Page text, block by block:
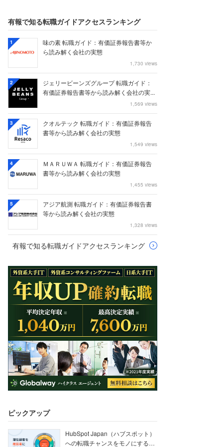
有報で知る転職ガイドアクセスランキング
1
味の素 転職ガイド：有価証券報告書等か
ら読み解く会社の実態
1,730 views
2
ジェリービーンズグループ 転職ガイド：
有価証券報告書等から読み解く会社の実...
1,569 views
3
クオルテック 転職ガイド：有価証券報告
書等から読み解く会社の実態
1,549 views
4
ＭＡＲＵＷＡ 転職ガイド：有価証券報告
書等から読み解く会社の実態
1,455 views
5
アジア航測 転職ガイド：有価証券報告書
等から読み解く会社の実態
1,328 views
有報で知る転職ガイドアクセスランキング
ピックアップ
HubSpot Japan（ハブスポット）
への転職チャンスをモノにする